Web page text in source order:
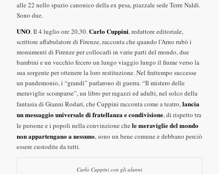
alle 22 nello spazio canonico della ex pesa, piazzale sede Terre Naldi.
Sono due.
UNO. Il 4 luglio ore 20,30.Carlo Cuppini, redattore editoriale,
scrittore affabulatore di Firenze, racconta che quando l’Arno rubò i
monumenti di Firenze per collocarli in varie parti del mondo, due
bambini e un vecchio fecero un lungo viaggio lungo il fiume verso la
sua sorgente per ottenere la loro restituzione. Nel frattempo successe
un pandemonio, i “grandi” parlarono di guerra. “Il mistero delle
meraviglie scomparse”, un libro per ragazzi ed adulti, nel solco della
fantasia di Gianni Rodari, che Cuppini racconta come a teatro,lancia
un messaggio universale di fratellanza e condivisione, di rispetto tra
le persone e i popoli nella convinzione chele meraviglie del mondo
non appartengano a nessuno, sono un bene comune e debbano perciò
essere custodite da tutti.
Carlo Cuppini con gli alunni